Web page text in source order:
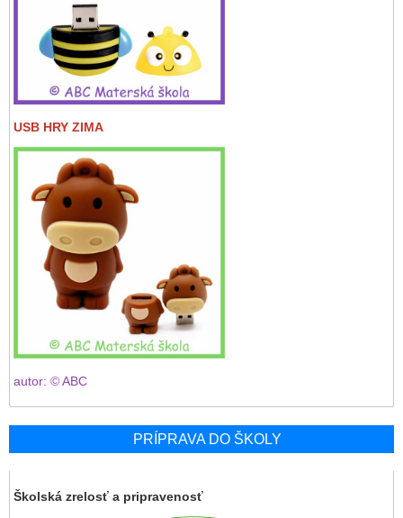
USB HRY ZIMA
autor: © ABC
PRÍPRAVA DO ŠKOLY
Školská zrelosť a pripravenosť